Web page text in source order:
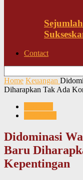
Contact
Home Keuangan
Diharapkan Tak Ada
Didominasi
Baru
Kepentingan